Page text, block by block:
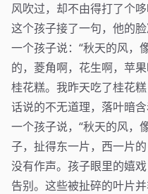
风吹过，却不由得打了个哆
这个孩子接了一句，他的脸
一个孩子说：“秋天的风，
的，菱角啊，花生啊，苹
桂花糕。我昨天吃了桂花
话说的不无道理，落叶暗含
一个孩子说，“秋天的风，
子，扯得东一片，西一片
没有作声。孩子眼里的嬉
告别。这些被扯碎的叶片